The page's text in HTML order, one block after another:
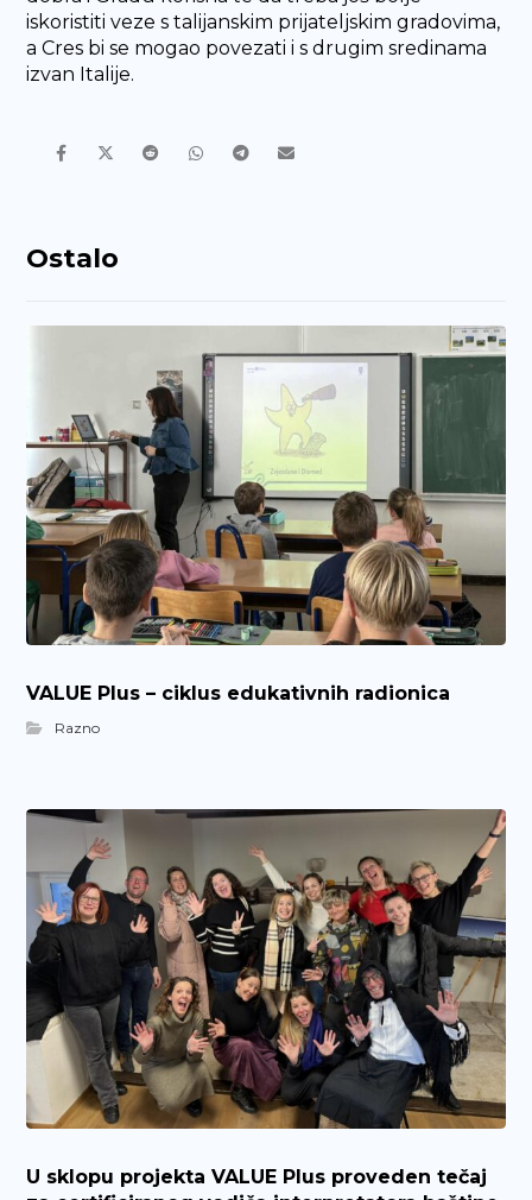
iskoristiti veze s talijanskim prijateljskim gradovima,
a Cres bi se mogao povezati i s drugim sredinama
izvan Italije.
Ostalo
VALUE Plus – ciklus edukativnih radionica
Razno
U sklopu projekta VALUE Plus proveden tečaj